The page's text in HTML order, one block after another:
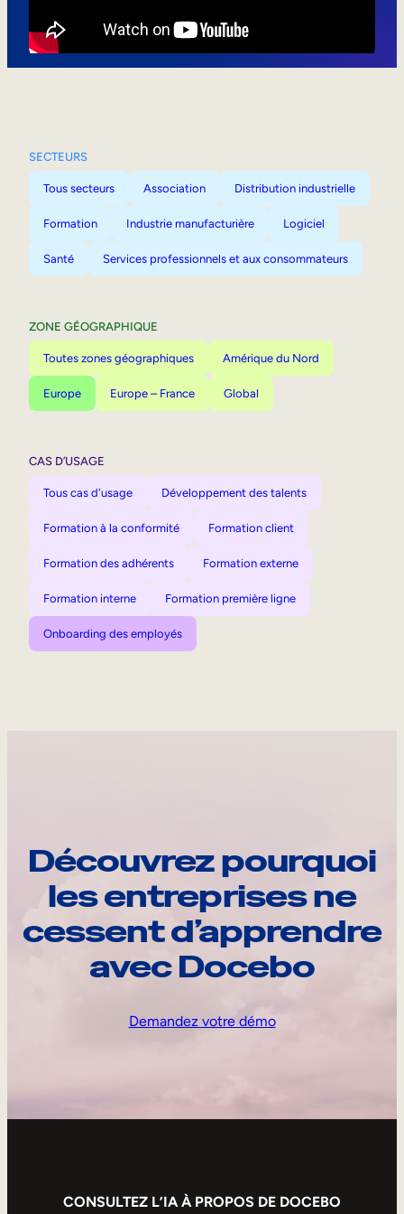
SECTEURS
Tous secteurs Association Distribution industrielle
Formation Industrie manufacturière Logiciel
Santé Services professionnels et aux consommateurs
ZONE GÉOGRAPHIQUE
Toutes zones géographiques Amérique du Nord
Europe Europe – France Global
CAS D’USAGE
Tous cas d'usage Développement des talents
Formation à la conformité Formation client
Formation des adhérents Formation externe
Formation interne Formation première ligne
Onboarding des employés
Découvrez pourquoi
les entreprises ne
cessent d’apprendre
avec Docebo
Demandez votre démo
CONSULTEZ L’IA À PROPOS DE DOCEBO